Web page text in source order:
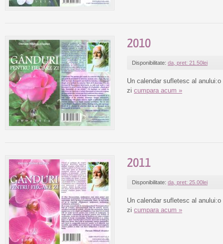
2010
Disponibilitate: da, pret: 21.50lei
Un calendar sufletesc al
zi cumpara acum »
2011
Disponibilitate: da, pret: 25.00lei
Un calendar sufletesc al
zi cumpara acum »